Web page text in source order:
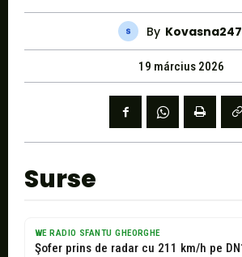
By Kovasna247
19 március 2026
Surse
WE RADIO SFANTU GHEORGHE